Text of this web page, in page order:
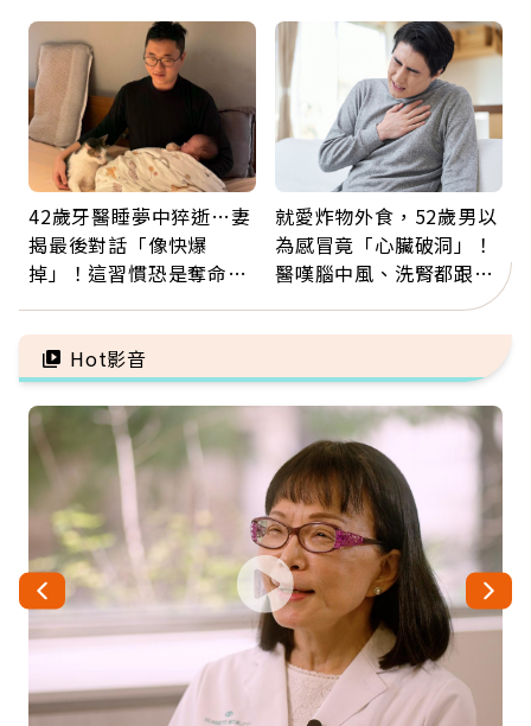
42歲牙醫睡夢中猝逝…妻
揭最後對話「像快爆
掉」！這習慣恐是奪命原
命交換
就愛炸物外食，52歲男以
為感冒竟「心臟破洞」！
醫嘆腦中風、洗腎都跟它
有關：4警訊是心臟在呼
救
Hot影音